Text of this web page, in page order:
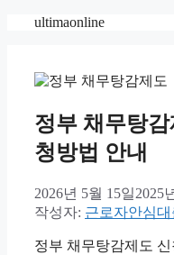
ultimaonline
정부 채무탕감
청방법 안내
2026년 5월 15일2025
작성자: 근로자안심대
정부 채무탕감제도 신